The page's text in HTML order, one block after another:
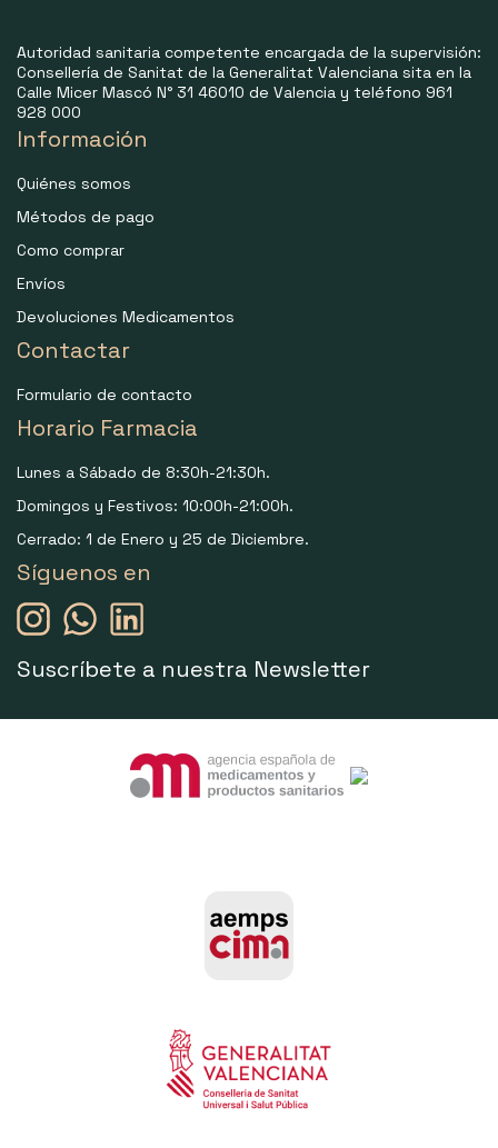
Autoridad sanitaria competente encargada de la supervisión:
Consellería de Sanitat de la Generalitat Valenciana sita en la
Calle Micer Mascó N° 31 46010 de Valencia y teléfono 961
928 000
Información
Quiénes somos
Métodos de pago
Como comprar
Envíos
Devoluciones Medicamentos
Contactar
Formulario de contacto
Horario Farmacia
Lunes a Sábado de 8:30h-21:30h.
Domingos y Festivos: 10:00h-21:00h.
Cerrado: 1 de Enero y 25 de Diciembre.
Síguenos en
Suscríbete a nuestra Newsletter